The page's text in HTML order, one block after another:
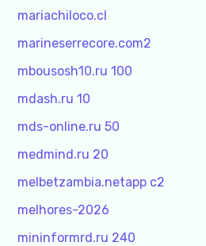
mariachiloco.cl
marineserrecore.com2
mbousosh10.ru 100
mdash.ru 10
mds-online.ru 50
medmind.ru 20
melbetzambia.netapp c2
melhores-2026
mininformrd.ru 240